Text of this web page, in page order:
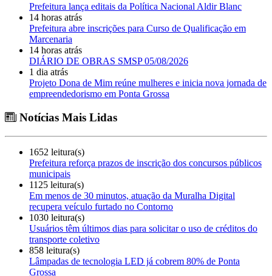
Prefeitura lança editais da Política Nacional Aldir Blanc
14 horas atrás
Prefeitura abre inscrições para Curso de Qualificação em
Marcenaria
14 horas atrás
DIÁRIO DE OBRAS SMSP 05/08/2026
1 dia atrás
Projeto Dona de Mim reúne mulheres e inicia nova jornada de
empreendedorismo em Ponta Grossa
Notícias Mais Lidas
1652 leitura(s)
Prefeitura reforça prazos de inscrição dos concursos públicos
municipais
1125 leitura(s)
Em menos de 30 minutos, atuação da Muralha Digital
recupera veículo furtado no Contorno
1030 leitura(s)
Usuários têm últimos dias para solicitar o uso de créditos do
transporte coletivo
858 leitura(s)
Lâmpadas de tecnologia LED já cobrem 80% de Ponta
Grossa